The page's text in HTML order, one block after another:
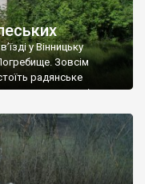
у Вінницьку
Зовсім
радянське
а трохи далі, десь
у траві – […]